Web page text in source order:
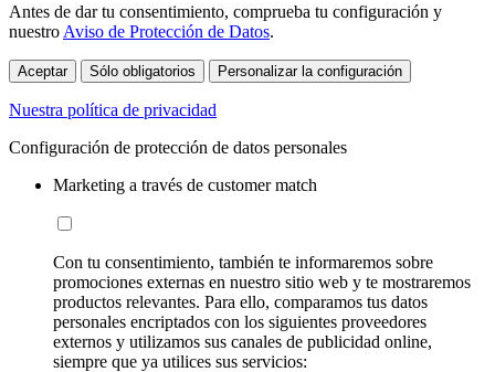
Antes de dar tu consentimiento, comprueba tu configuración y
nuestro Aviso de Protección de Datos.
Aceptar Sólo obligatorios Personalizar la configuración
Nuestra política de privacidad
Configuración de protección de datos personales
Marketing a través de customer match
Con tu consentimiento, también te informaremos sobre
promociones externas en nuestro sitio web y te mostraremos
productos relevantes. Para ello, comparamos tus datos
personales encriptados con los siguientes proveedores
externos y utilizamos sus canales de publicidad online,
siempre que ya utilices sus servicios: